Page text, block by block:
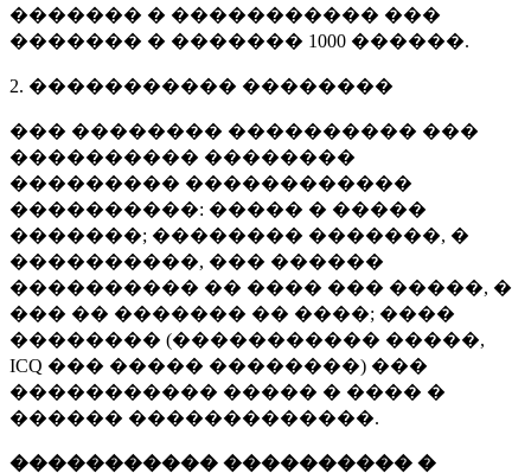
������� � ����������� ���
������� � ������� 1000 ������.
2. ����������� ��������
��� �������� ���������� ���
���������� ��������
��������� ������������
����������: ����� � �����
�������; �������� �������, �
����������, ��� ������
���������� �� ���� ��� �����, �
��� �� ������� �� ����; ����
�������� (����������� �����,
ICQ ��� ����� ��������) ���
����������� ����� � ���� �
������ �������������.
����������� ���������� �